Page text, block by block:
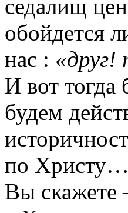
седалищ
обойдется
нас : «друг!
И вот тогда
будем
по Христу…
Вы скажете